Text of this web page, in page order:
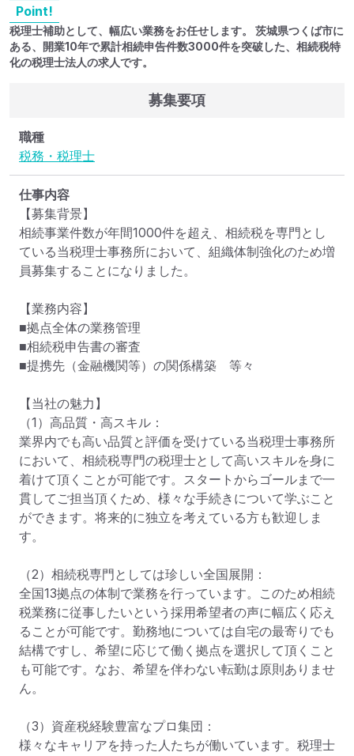
Point!
税理士補助として、幅広い業務をお任せします。 茨城県つくば市に
ある、開業10年で累計相続申告件数3000件を突破した、相続税特
化の税理士法人の求人です。
募集要項
職種
税務・税理士
仕事内容
【募集背景】
相続事業件数が年間1000件を超え、相続税を専門とし
ている当税理士事務所において、組織体制強化のため増
員募集することになりました。
【業務内容】
■拠点全体の業務管理
■相続税申告書の審査
■提携先（金融機関等）の関係構築　等々
【当社の魅力】
（1）高品質・高スキル：
業界内でも高い品質と評価を受けている当税理士事務所
において、相続税専門の税理士として高いスキルを身に
着けて頂くことが可能です。スタートからゴールまで一
貫してご担当頂くため、様々な手続きについて学ぶこと
ができます。将来的に独立を考えている方も歓迎しま
す。
（2）相続税専門としては珍しい全国展開：
全国13拠点の体制で業務を行っています。このため相続
税業務に従事したいという採用希望者の声に幅広く応え
ることが可能です。勤務地については自宅の最寄りでも
結構ですし、希望に応じて働く拠点を選択して頂くこと
も可能です。なお、希望を伴わない転勤は原則ありませ
ん。
（3）資産税経験豊富なプロ集団：
様々なキャリアを持った人たちが働いています。税理士